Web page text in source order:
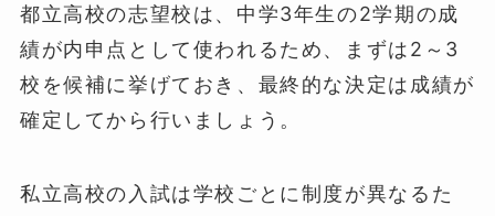
都立高校の志望校は、中学3年生の2学期の成
績が内申点として使われるため、まずは2～3
校を候補に挙げておき、最終的な決定は成績が
確定してから行いましょう。
私立高校の入試は学校ごとに制度が異なるた